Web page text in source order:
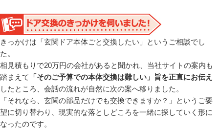
きっかけは「玄関ドア本体ごと交換したい」というご相談でし
た。
相見積もりで20万円の会社があると聞かれ、当社サイトの案内も
踏まえて
「そのご予算での本体交換は難しい」旨を正直にお伝え
したところ、会話の流れが自然に次の案へ移りました。
「それなら、玄関の部品だけでも交換できますか？」というご要
望に切り替わり、現実的な落としどころを一緒に探していく形に
なったのです。